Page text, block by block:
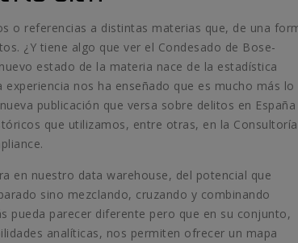
o referencias a distintas materias que, de una
¿Y tiene algo que ver el Condesado de Bose-
estado de la materia nace de la estadística
experiencia nos ha enseñado que es mucho más lo
publicación que versa sobre delitos en España
que utilizamos, entre otras, en la Consultoría
en nuestro data warehouse, del potencial que
sino mezclando, cruzando y combinando
pueda parecer diferente pero que en su conjunto,
analíticas, nos permiten ofrecer un mapa